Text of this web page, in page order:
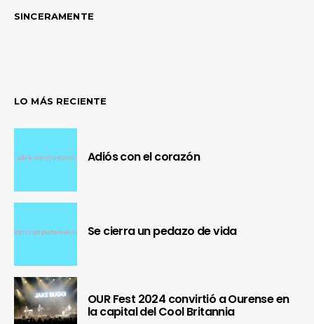
SINCERAMENTE
LO MÁS RECIENTE
Adiós con el corazón
Se cierra un pedazo de vida
OUR Fest 2024 convirtió a Ourense en
la capital del Cool Britannia